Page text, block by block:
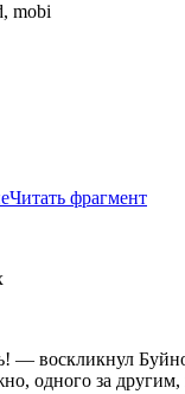
mobi
Читать фрагмент
воскликнул
одного за